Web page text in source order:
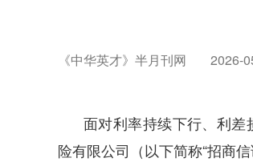
《中华英才》半月刊网 2026-
面对利率持续下行、利
险有限公司（以下简称“招商